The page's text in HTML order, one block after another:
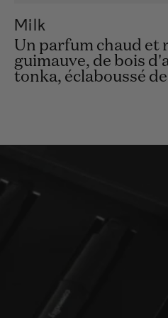
Milk
Un parfum chaud et
guimauve, de bois
tonka, éclaboussé